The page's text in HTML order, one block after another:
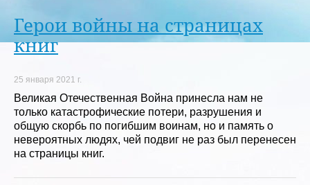
Герои войны на страницах
книг
25 января 2021 г.
Великая Отечественная Война принесла нам не
только катастрофические потери, разрушения и
общую скорбь по погибшим воинам, но и память о
невероятных людях, чей подвиг не раз был перенесен
на страницы книг.